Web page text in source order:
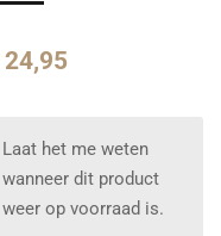
24,95
Laat het me weten
wanneer dit product
weer op voorraad is.